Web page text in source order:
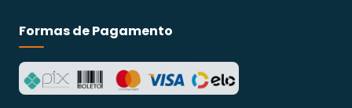
Formas de Pagamento